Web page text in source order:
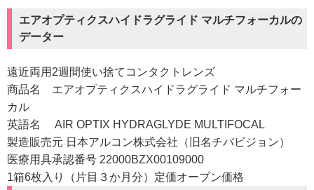
エアオプティクスハイドラグライド マルチフォーカルの
データー
遠近両用2週間使い捨てコンタクトレンズ
商品名 エアオプティクスハイドラグライド マルチフォー
カル
英語名 AIR OPTIX HYDRAGLYDE MULTIFOCAL
製造販売元 日本アルコン株式会社（旧名チバビジョン）
医療用具承認番号 22000BZX00109000
1箱6枚入り（片目３か月分）定価オープン価格